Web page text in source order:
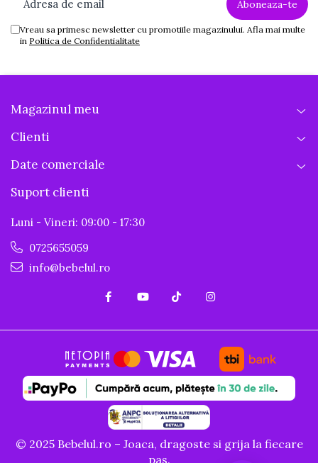
Vreau sa primesc newsletter cu promotiile magazinului. Afla mai multe
in Politica de Confidentialitate
Magazinul meu
Clienti
Date comerciale
Suport clienti
Luni - Vineri: 09:00 - 17:30
0725655059
info@bebelul.ro
© 2025 Bebelul.ro – Joaca, dragoste si grija la fiecare
pas.